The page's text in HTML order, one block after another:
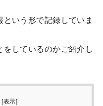
いう形で記録していま
しているのかご紹介し
[表示]